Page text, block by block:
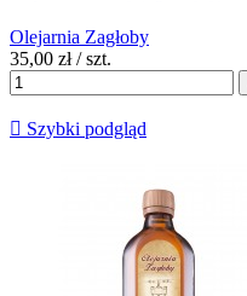
Olejarnia Zagłoby
35,00 zł / szt.
 Szybki podgląd